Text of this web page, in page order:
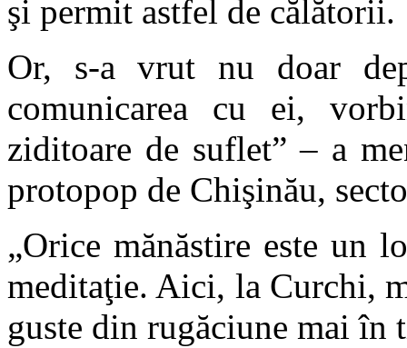
şi permit astfel de călătorii.
Or, s-a vrut nu doar
comunicarea cu ei,
ziditoare de suflet” – a
protopop de Chişinău,
„Orice mănăstire este un
meditaţie. Aici, la Curchi,
guste din rugăciune mai în